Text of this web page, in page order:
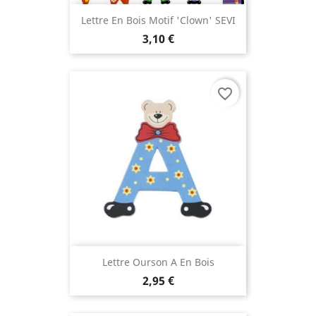
(3 avis)
Lettre En Bois Motif 'clown' SEVI
3,10 €
Lettre Ourson A En Bois
2,95 €
favorite_border